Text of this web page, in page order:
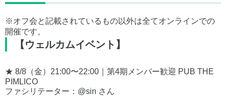
※オフ会と記載されているもの以外は全てオンラインでの
開催です。
【ウェルカムイベント】
★ 8/8（金）21:00〜22:00｜第4期メンバー歓迎 PUB THE
PIMLICO
ファシリテーター：@sin さん